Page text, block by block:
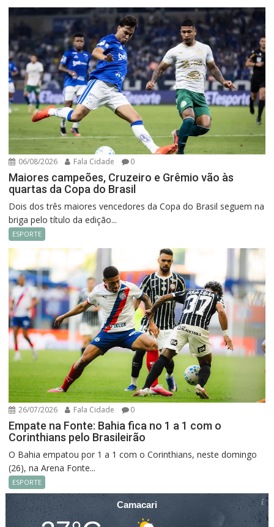
06/08/2026 Fala Cidade 0
Maiores campeões, Cruzeiro e Grêmio vão às
quartas da Copa do Brasil
Dois dos três maiores vencedores da Copa do Brasil seguem na
briga pelo título da edição...
ESPORTE
26/07/2026 Fala Cidade 0
Empate na Fonte: Bahia fica no 1 a 1 com o
Corinthians pelo Brasileirão
O Bahia empatou por 1 a 1 com o Corinthians, neste domingo
(26), na Arena Fonte...
ESPORTE
Camacari